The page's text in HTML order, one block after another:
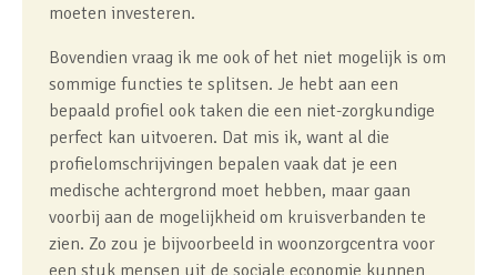
moeten investeren.
Bovendien vraag ik me ook of het niet mogelijk is om
sommige functies te splitsen. Je hebt aan een
bepaald profiel ook taken die een niet-zorgkundige
perfect kan uitvoeren. Dat mis ik, want al die
profielomschrijvingen bepalen vaak dat je een
medische achtergrond moet hebben, maar gaan
voorbij aan de mogelijkheid om kruisverbanden te
zien. Zo zou je bijvoorbeeld in woonzorgcentra voor
een stuk mensen uit de sociale economie kunnen